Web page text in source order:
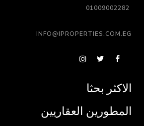
INFO@IPROPERTIES.COM.EG
الاكثر بحثا
المطورين العقاريين